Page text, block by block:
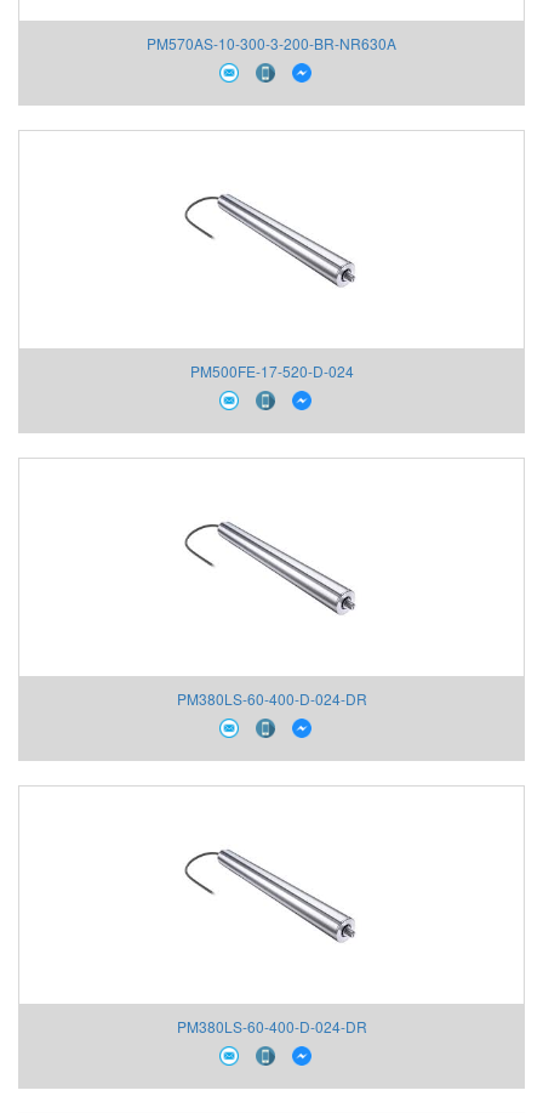
PM570AS-10-300-3-200-BR-NR630A
PM500FE-17-520-D-024
PM380LS-60-400-D-024-DR
PM380LS-60-400-D-024-DR